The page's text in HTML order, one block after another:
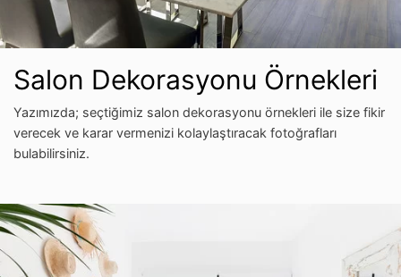
Salon Dekorasyonu Örnekleri
Yazımızda; seçtiğimiz salon dekorasyonu örnekleri ile size fikir
verecek ve karar vermenizi kolaylaştıracak fotoğrafları
bulabilirsiniz.